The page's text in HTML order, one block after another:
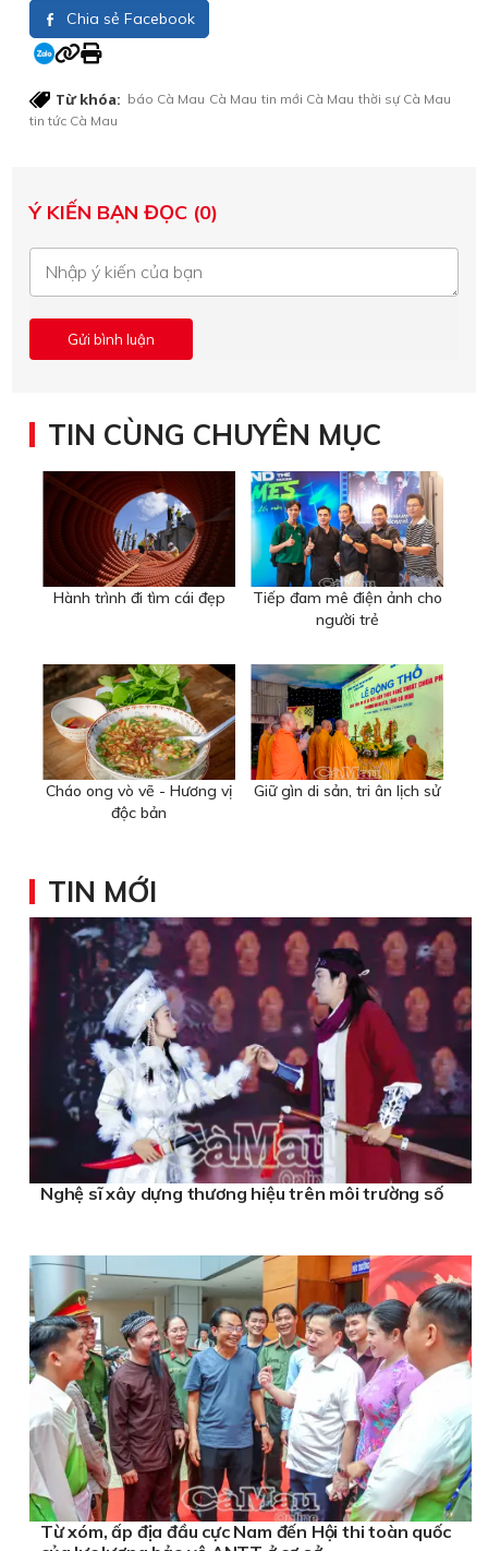
Chia sẻ Facebook
Từ khóa: báo Cà Mau Cà Mau tin mới Cà Mau thời sự Cà Mau
tin tức Cà Mau
Ý KIẾN BẠN ĐỌC (0)
TIN CÙNG CHUYÊN MỤC
Hành trình đi tìm cái đẹp
Tiếp đam mê điện ảnh cho
người trẻ
Cháo ong vò vẽ - Hương vị
độc bản
Giữ gìn di sản, tri ân lịch sử
TIN MỚI
Nghệ sĩ xây dựng thương hiệu trên môi trường số
Từ xóm, ấp địa đầu cực Nam đến Hội thi toàn quốc